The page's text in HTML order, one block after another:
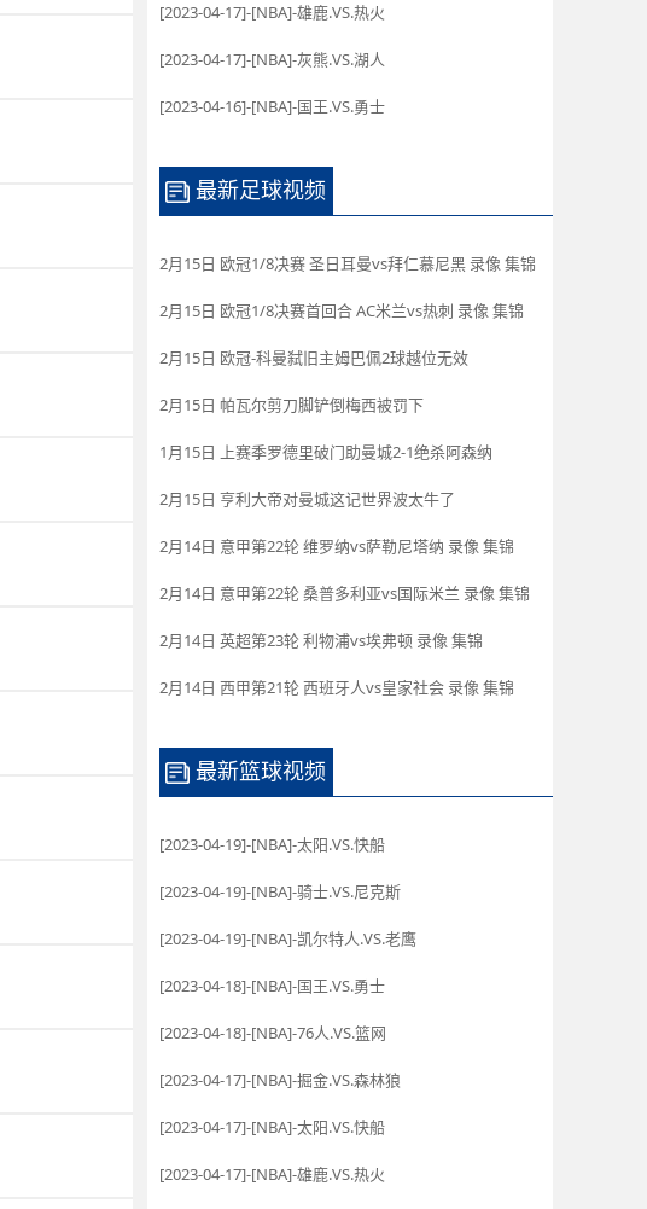
[2023-04-17]-[NBA]-雄鹿.VS.热火
[2023-04-17]-[NBA]-灰熊.VS.湖人
[2023-04-16]-[NBA]-国王.VS.勇士
最新足球视频
2月15日 欧冠1/8决赛 圣日耳曼vs拜仁慕尼黑 录像 集锦
2月15日 欧冠1/8决赛首回合 AC米兰vs热刺 录像 集锦
2月15日 欧冠-科曼弑旧主姆巴佩2球越位无效
2月15日 帕瓦尔剪刀脚铲倒梅西被罚下
1月15日 上赛季罗德里破门助曼城2-1绝杀阿森纳
2月15日 亨利大帝对曼城这记世界波太牛了
2月14日 意甲第22轮 维罗纳vs萨勒尼塔纳 录像 集锦
2月14日 意甲第22轮 桑普多利亚vs国际米兰 录像 集锦
2月14日 英超第23轮 利物浦vs埃弗顿 录像 集锦
2月14日 西甲第21轮 西班牙人vs皇家社会 录像 集锦
最新篮球视频
[2023-04-19]-[NBA]-太阳.VS.快船
[2023-04-19]-[NBA]-骑士.VS.尼克斯
[2023-04-19]-[NBA]-凯尔特人.VS.老鹰
[2023-04-18]-[NBA]-国王.VS.勇士
[2023-04-18]-[NBA]-76人.VS.篮网
[2023-04-17]-[NBA]-掘金.VS.森林狼
[2023-04-17]-[NBA]-太阳.VS.快船
[2023-04-17]-[NBA]-雄鹿.VS.热火